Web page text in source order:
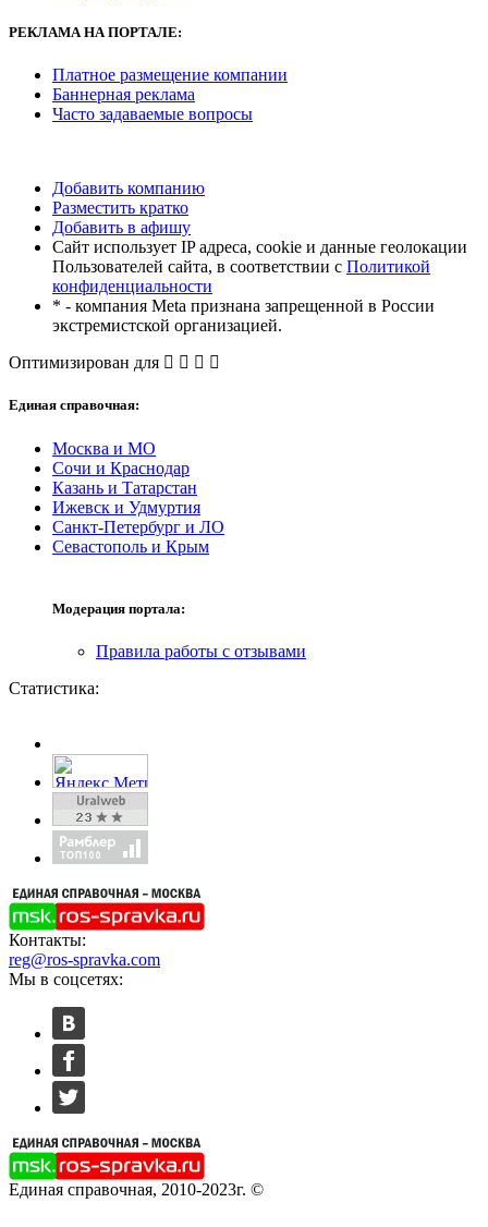
РЕКЛАМАНА ПОРТАЛЕ:
Платное размещение компании
Баннерная реклама
Часто задаваемые вопросы
Добавить компанию
Разместить кратко
Добавить в афишу
Сайт использует IP адреса, cookie и данные геолокации
Пользователей сайта, в соответствии с Политикой
конфиденциальности
* - компания Meta признана запрещенной в России
экстремистской организацией.
Оптимизирован для
Единая справочная:
Москва и МО
Сочи и Краснодар
Казань и Татарстан
Ижевск и Удмуртия
Санкт-Петербург и ЛО
Севастополь и Крым
Модерация портала:
Правила работы с отзывами
Статистика:
Контакты:
reg@ros-spravka.com
Мы в соцсетях:
Единая справочная, 2010-2023г. ©